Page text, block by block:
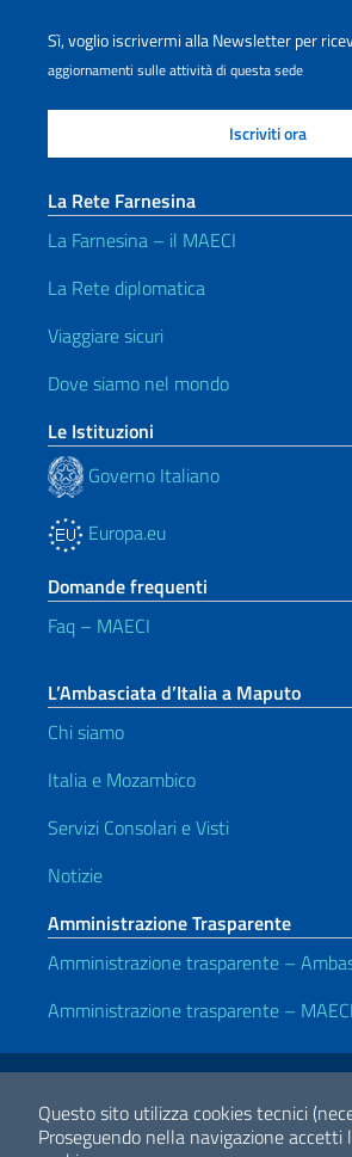
Questo sito utilizza cookies tecnici
Proseguendo nella navigazione accetti
Sì, voglio iscrivermi alla Newsletter per
aggiornamenti sulle attività di questa sede
La Rete Farnesina
La Farnesina – il MAECI
La Rete diplomatica
Viaggiare sicuri
Dove siamo nel mondo
Le Istituzioni
Governo Italiano
Europa.eu
Domande frequenti
Faq – MAECI
L’Ambasciata d’Italia a Maputo
Chi siamo
Italia e Mozambico
Servizi Consolari e Visti
Notizie
Amministrazione Trasparente
Amministrazione trasparente –
Amministrazione trasparente – MAECI
Link Utili